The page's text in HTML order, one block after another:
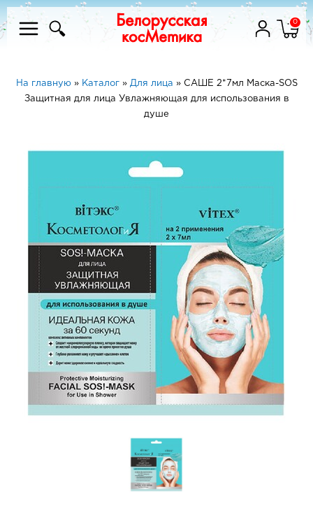
0
На главную» Каталог» Для лица » САШЕ 2*7мл Маска-SOS
Защитная для лица Увлажняющая для использования в
душе